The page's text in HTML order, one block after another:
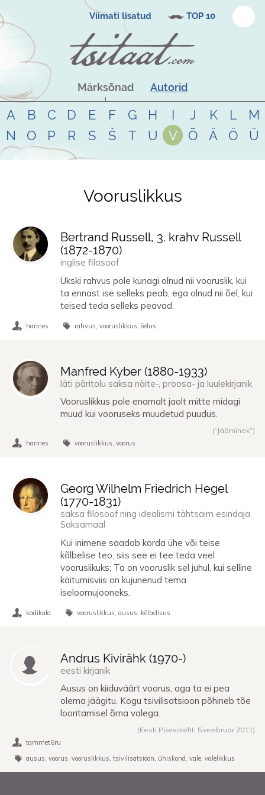
Viimati lisatud TOP 10
Märksõnad Autorid
A B C D E F G H I J K L
M
N
O P R S Š T U V Õ Ä Ö Ü
Tsitaadid teemalvooruslikkus
Vooruslikkus
Bertrand Russell, 3. krahv Russell
(1872-1870)
inglise filosoof
Ükski rahvus pole kunagi olnud nii vooruslik, kui
ta ennast ise selleks peab, ega olnud nii õel, kui
teised teda selleks peavad.
hannes rahvus vooruslikkus õelus
Manfred Kyber (1880-1933)
läti päritolu saksa näite-, proosa- ja luulekirjanik
Vooruslikkus pole enamalt jaolt mitte midagi
muud kui vooruseks muudetud puudus.
(“Jääminek”)
hannes vooruslikkus voorus
Georg Wilhelm Friedrich Hegel
(1770-1831)
saksa filosoof ning idealismi tähtsaim esindaja
Saksamaal
Kui inimene saadab korda ühe või teise
kõlbelise teo, siis see ei tee teda veel
vooruslikuks; Ta on vooruslik sel juhul, kui selline
käitumisviis on kujunenud tema
iseloomujooneks.
kadikala vooruslikkus ausus kõlbelisus
Andrus Kivirähk (1970-)
eesti kirjanik
Ausus on kiiduväärt voorus, aga ta ei pea
olema jäägitu. Kogu tsivilisatsioon põhineb tõe
looritamisel õrna valega.
(Eesti Päevaleht, 5.veebruar 2011)
tammet6ru
ausus voorus vooruslikkus tsivilisatsioon ühiskond vale valelikkus